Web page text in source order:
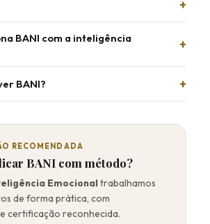
BANI com a inteligência
BANI?
RECOMENDADA
BANI com método?
Emocional trabalhamos
de forma prática, com
certificação reconhecida.